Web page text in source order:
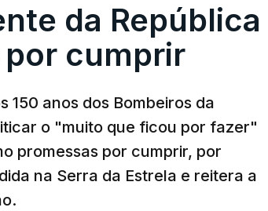
da República
cumprir
150 anos dos Bombeiros da
o "muito que ficou por fazer"
promessas por cumprir, por
na Serra da Estrela e reitera a